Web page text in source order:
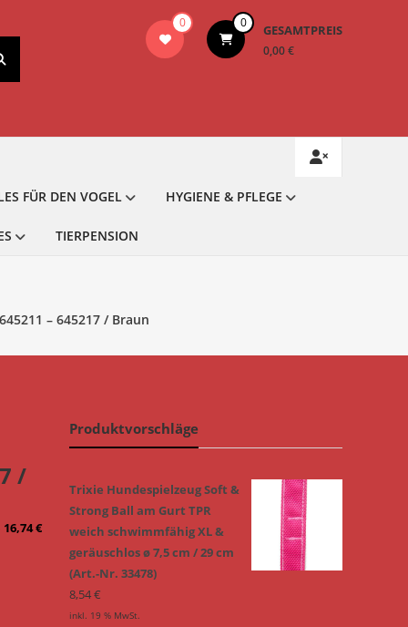
0 0 GESAMTPREIS
0,00 €
FÜR DEN VOGEL HYGIENE & PFLEGE
TIERPENSION
– 645217 / Braun
/
16,74€
Produktvorschläge
Trixie Hundespielzeug Soft &
Strong Ball am Gurt TPR
weich schwimmfähig XL &
geräuschlos ø 7,5 cm / 29 cm
(Art.-Nr. 33478)
8,54€
inkl. 19 % MwSt.